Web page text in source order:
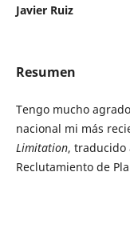
Javier Ruiz
Resumen
Tengo mucho
nacional mi más
Limitation, traducido
Reclutamiento de